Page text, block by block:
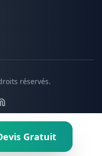
Gratuit
réservés.
affilié à aucun organisme de
sont fournies à titre indicatif.
des organismes officiels.